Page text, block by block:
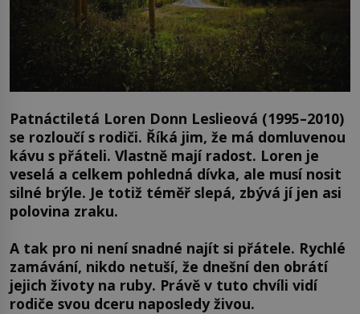
Patnáctiletá Loren Donn Leslieová (1995–2010)
se rozloučí s rodiči. Říká jim, že má domluvenou
kávu s přáteli. Vlastně mají radost. Loren je
veselá a celkem pohledná dívka, ale musí nosit
silné brýle. Je totiž téměř slepá, zbývá jí jen asi
polovina zraku.
A tak pro ni není snadné najít si přátele. Rychlé
zamávání, nikdo netuší, že dnešní den obrátí
jejich životy na ruby. Právě v tuto chvíli vidí
rodiče svou dceru naposledy živou.